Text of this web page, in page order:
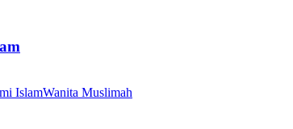
IslamWanita Muslimah